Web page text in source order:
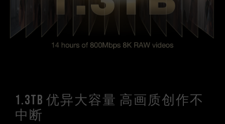
1.3TB 优异大容量 高画质创作不
中断